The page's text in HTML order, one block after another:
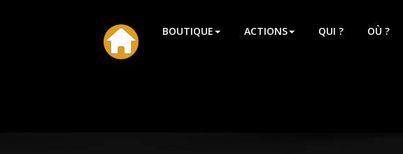
BOUTIQUE ACTIONS QUI ? OÙ ?